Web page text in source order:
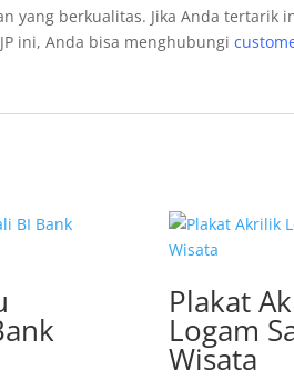
yang berkualitas. Jika Anda tertarik
ini, Anda bisa menghubungi
Plakat
Logam
Wisata